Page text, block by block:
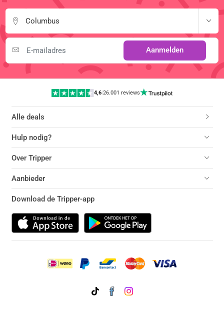
Columbus
Aanmelden
4,6 |26.001 reviews
Alle deals
Hulp nodig?
Over Tripper
Aanbieder
Download de Tripper-app